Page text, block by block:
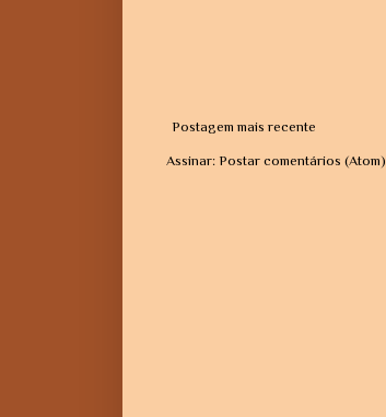
Postagem mais recente
Assinar: Postar comentários (Atom)